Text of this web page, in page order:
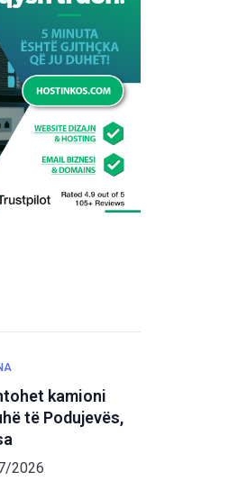
kamioni
të Podujevës,
2026